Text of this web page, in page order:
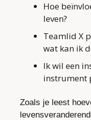
Hoe
leven?
Teamlid X
wat kan ik
Ik wil een
instrument
Zoals je leest